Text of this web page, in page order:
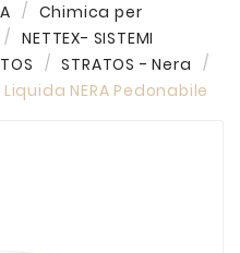
Chimica per
NETTEX- SISTEMI
STRATOS - Nera
NERA Pedonabile